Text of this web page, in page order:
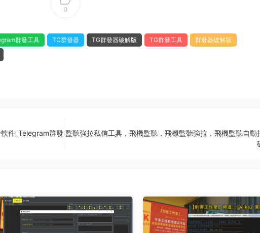
0
群發工具 TG群發器 TG群發器破解版 TG群發工具
群發器破解版
件_Telegram群發 監聽強拉私信工具，飛機監聽，飛機監聽強拉，飛機監聽自動